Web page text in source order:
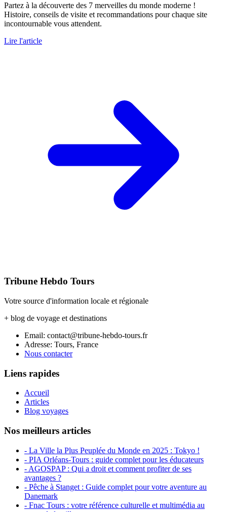
Partez à la découverte des 7 merveilles du monde moderne !
Histoire, conseils de visite et recommandations pour chaque site
incontournable vous attendent.
Lire l'article
Tribune Hebdo Tours
Votre source d'information locale et régionale
+ blog de voyage et destinations
Email: contact@tribune-hebdo-tours.fr
Adresse: Tours, France
Nous contacter
Liens rapides
Accueil
Articles
Blog voyages
Nos meilleurs articles
- La Ville la Plus Peuplée du Monde en 2025 : Tokyo !
- PIA Orléans-Tours : guide complet pour les éducateurs
- AGOSPAP : Qui a droit et comment profiter de ses
avantages ?
- Pêche à Stanget : Guide complet pour votre aventure au
Danemark
- Fnac Tours : votre référence culturelle et multimédia au